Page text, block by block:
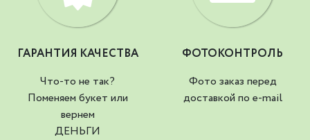
ГАРАНТИЯ КАЧЕСТВА
Что-то не так?
Поменяем букет или
вернем
ДЕНЬГИ
ФОТОКОНТРОЛЬ
Фото заказ перед
доставкой по e-mail